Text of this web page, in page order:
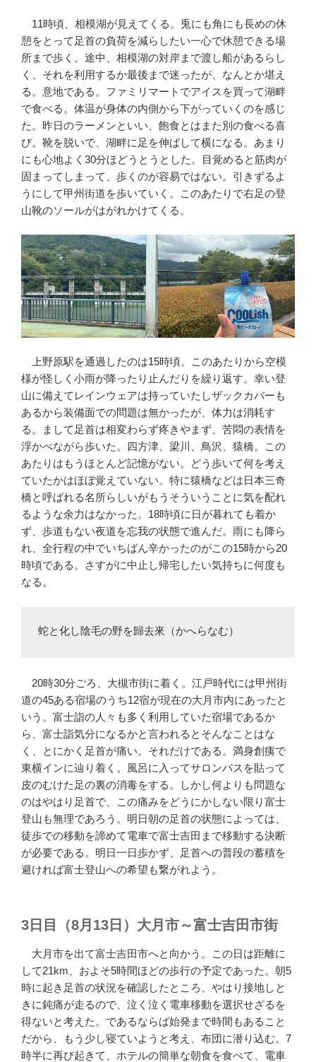
11時頃、相模湖が見えてくる。兎にも角にも長めの休
憩をとって足首の負荷を減らしたい一心で休憩できる場
所まで歩く。途中、相模湖の対岸まで渡し船があるらし
く、それを利用するか最後まで迷ったが、なんとか堪え
る。意地である。ファミリマートでアイスを買って湖畔
で食べる。体温が身体の内側から下がっていくのを感じ
た。昨日のラーメンといい、飽食とはまた別の食べる喜
び。靴を脱いで、湖畔に足を伸ばして横になる。あまり
にも心地よく30分ほどうとうとした。目覚めると筋肉が
固まってしまって、歩くのが容易ではない。引きずるよ
うにして甲州街道を歩いていく。このあたりで右足の登
山靴のソールがはがれかけてくる。
上野原駅を通過したのは15時頃。このあたりから空模
様が怪しく小雨が降ったり止んだりを繰り返す。幸い登
山に備えてレインウェアは持っていたしザックカバーも
あるから装備面での問題は無かったが、体力は消耗す
る。まして足首は相変わらず疼きやまず、苦悶の表情を
浮かべながら歩いた。四方津、梁川、鳥沢、猿橋。この
あたりはもうほとんど記憶がない。どう歩いて何を考え
ていたかはほぼ覚えていない。特に猿橋などは日本三奇
橋と呼ばれる名所らしいがもうそういうことに気を配れ
るような余力はなかった。18時頃に日が暮れても着か
ず、歩道もない夜道を忘我の状態で進んだ。雨にも降ら
れ、全行程の中でいちばん辛かったのがこの15時から20
時頃である。さすがに中止し帰宅したい気持ちに何度も
なる。
蛇と化し陰毛の野を歸去來（かへらなむ）
20時30分ごろ、大槻市街に着く。江戸時代には甲州街
道の45ある宿場のうち12宿が現在の大月市内にあったと
いう。富士詣の人々も多く利用していた宿場であるか
ら、富士詣気分になるかと言われるとそんなことはな
く、とにかく足首が痛い。それだけである。満身創痍で
東横インに辿り着く。風呂に入ってサロンパスを貼って
皮のむけた足の裏の消毒をする。しかし何よりも問題な
のはやはり足首で、この痛みをどうにかしない限り富士
登山も無理であろう。明日朝の足首の状態によっては、
徒歩での移動を諦めて電車で富士吉田まで移動する決断
が必要である。明日一日歩かず、足首への普段の蓄積を
避ければ富士登山への希望も繋がれよう。
3日目（8月13日）大月市～富士吉田市街
大月市を出て富士吉田市へと向かう。この日は距離に
して21km、およそ5時間ほどの歩行の予定であった。朝5
時に起き足首の状況を確認したところ、やはり接地しと
きに鈍痛が走るので、泣く泣く電車移動を選択せざるを
得ないと考えた。であるならば始発まで時間もあること
だから、もう少し寝ていようと考え、布団に潜り込む。7
時半に再び起きて、ホテルの簡単な朝食を食べて、電車